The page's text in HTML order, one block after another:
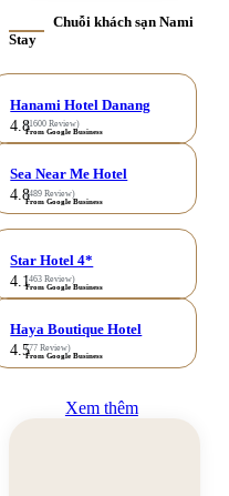
Chuỗi khách sạn Nami
Stay
Hanami Hotel Danang
4.8(1600 Review)
From Google Business
Sea Near Me Hotel
4.8(489 Review)
From Google Business
Star Hotel 4*
4.1(463 Review)
From Google Business
Haya Boutique Hotel
4.5(77 Review)
From Google Business
Xem thêm